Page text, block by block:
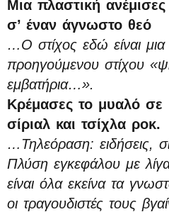
Μια πλαστική
σ’ έναν άγνωστο θεό
…Ο στίχος εδώ είναι
προηγούμενου στίχου
εμβατήρια…».
Κρέμασες το μυαλό σε
σίριαλ και τσίχλα ροκ.
…Τηλεόραση: ειδήσεις,
Πλύση εγκεφάλου με
είναι όλα εκείνα τα
οι τραγουδιστές τους